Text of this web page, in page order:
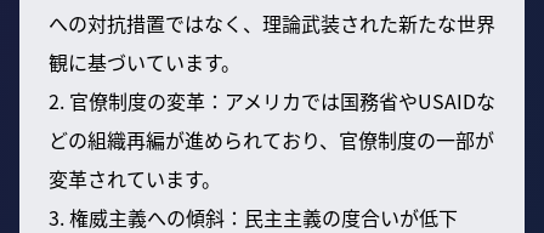
への対抗措置ではなく、理論武装された新たな世界
観に基づいています。
2. 官僚制度の変革：アメリカでは国務省やUSAIDな
どの組織再編が進められており、官僚制度の一部が
変革されています。
3. 権威主義への傾斜：民主主義の度合いが低下